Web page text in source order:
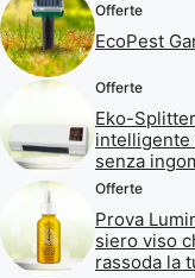
Offerte
EcoPest
Offerte
Eko-
intelligente
senza
Offerte
Prova
siero viso
rassoda la